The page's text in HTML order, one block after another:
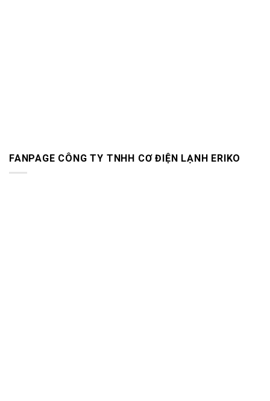
FANPAGE CÔNG TY TNHH CƠ ĐIỆN LẠNH ERIKO